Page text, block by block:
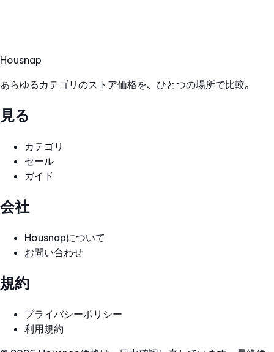
Housnap
あらゆるカテゴリのストア価格を、ひとつの場所で比較。
見る
カテゴリ
セール
ガイド
会社
Housnapについて
お問い合わせ
規約
プライバシーポリシー
利用規約